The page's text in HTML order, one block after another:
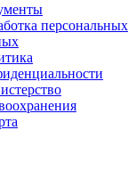
персональных